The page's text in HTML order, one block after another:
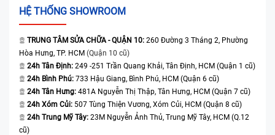
HỆ THỐNG SHOWROOM
TRUNG TÂM SỬA CHỮA - QUẬN 10: 260 Đường 3 Tháng 2, Phường
Hòa Hưng, TP. HCM (Quận 10 cũ)
24h Tân Định: 249 -251 Trần Quang Khải, Tân Định, HCM (Quận 1 cũ)
24h Bình Phú: 733 Hậu Giang, Bình Phú, HCM (Quận 6 cũ)
24h Tân Hưng: 481A Nguyễn Thị Thập, Tân Hưng, HCM (Quận 7 cũ)
24h Xóm Củi: 507 Tùng Thiện Vương, Xóm Củi, HCM (Quận 8 cũ)
24h Trung Mỹ Tây: 23M Nguyễn Ảnh Thủ, Trung Mỹ Tây, HCM (Q.12
cũ)